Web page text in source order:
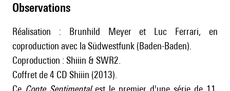
observations
Réalisation : Brunhild Meyer et Luc Ferrari, en
coproduction avec la Südwestfunk (Baden-Baden).
Coproduction : Shiiin & SWR2.
Coffret de 4 CD Shiiin (2013).